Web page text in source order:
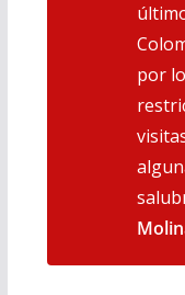
por